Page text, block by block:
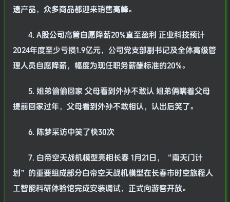
遗产品，众多商品都迎来销售高峰。
4. A股公司高管自愿降薪20%直至盈利 正业科技预计
2024年度至少亏损1.9亿元，公司党支部副书记及全体高级管
理人员自愿降薪，幅度为现任职务薪酬标准的20%。
5. 姐弟偷偷回家 父母看到外孙不敢认 姐弟俩瞒着父母
提前回家过年，父母看到外孙不敢相认，认出后笑了。
6. 陈梦采访中笑了快30次
7. 白帝空天战机模型亮相长春 1月21日，“南天门计
划”的重要组成部分白帝空天战机模型在长春市时空旅程人
工智能科研体验馆完成安装调试，正式向游客开放。